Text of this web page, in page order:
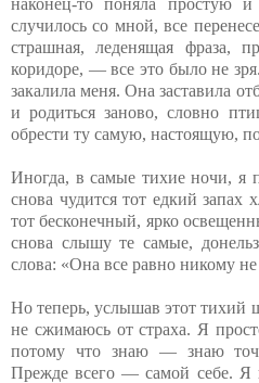
случилось со мной, все
страшная, леденящая фраза,
коридоре, — все это было не
закалила меня. Она заставила
и родиться заново, словно
обрести ту самую, настоящую,
Иногда, в самые тихие ночи, я
снова чудится тот едкий
тот бесконечный, ярко
снова слышу те самые,
слова: «Она все равно никому
Но теперь, услышав этот тихий
не сжимаюсь от страха. Я
потому что знаю — знаю
Прежде всего — самой себе. Я